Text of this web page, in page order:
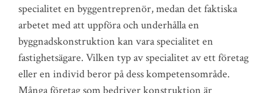
specialitet en byggentreprenör, medan det faktiska
arbetet med att uppföra och underhålla en
byggnadskonstruktion kan vara specialitet en
fastighetsägare. Vilken typ av specialitet av ett företag
eller en individ beror på dess kompetensområde.